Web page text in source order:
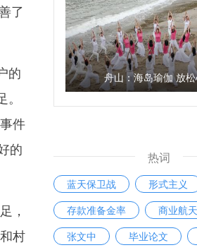
了
的
件
的
，
村
舟山：海岛瑜伽 放
热词
蓝天保卫战
形式主义
存款准备金率
商业航天
张文中
毕业论文